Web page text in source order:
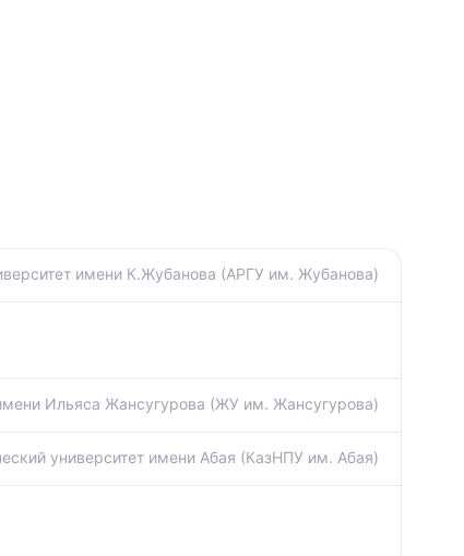
имени К.Жубанова (АРГУ им. Жубанова)
Ильяса Жансугурова (ЖУ им. Жансугурова)
университет имени Абая (КазНПУ им. Абая)